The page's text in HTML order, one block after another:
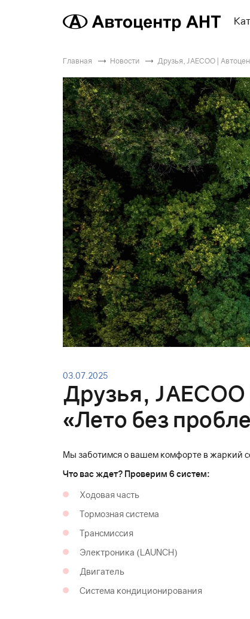
Главная Новости Друзья, JAECOO |
03.07.2025
Друзья,
«Лето без
Мы заботимся о вашем комфорте в жаркий
Что вас ждет? Проверим 6 систем:
Ходовая часть
Тормозная система
Трансмиссия
Электроника (LAUNCH)
Двигатель
Система кондиционирования